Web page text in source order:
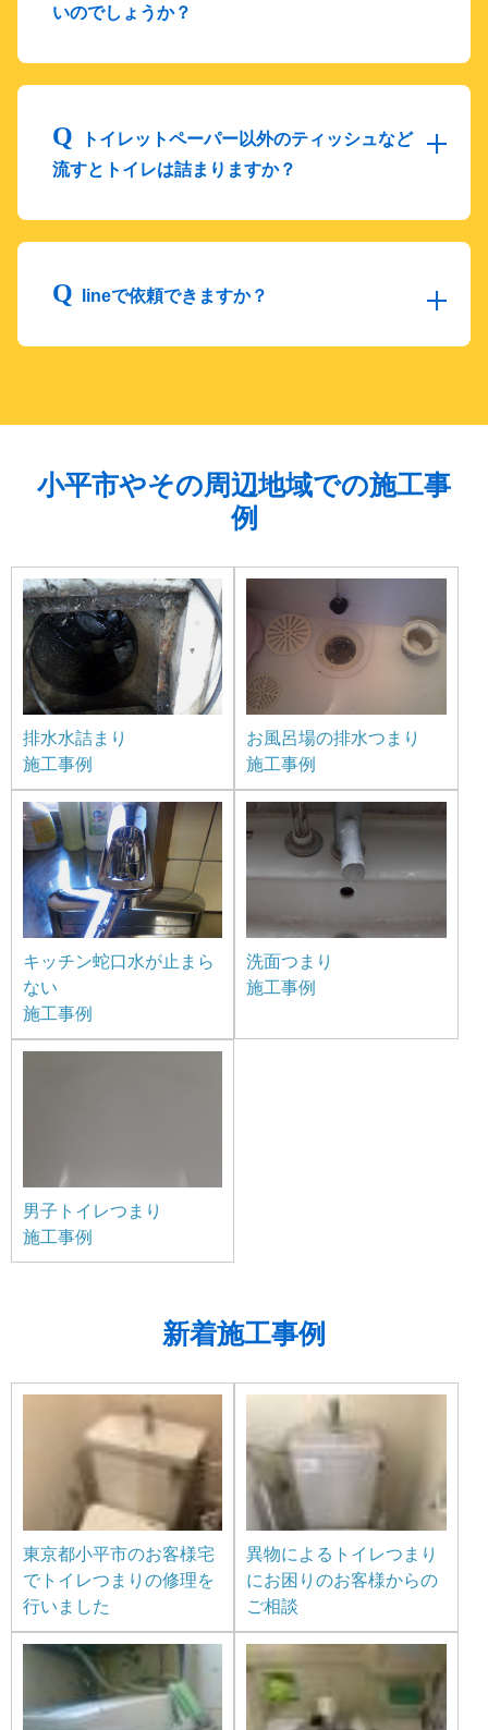
いのでしょうか？
トイレットペーパー以外のティッシュなど
流すとトイレは詰まりますか？
lineで依頼できますか？
小平市やその周辺地域での施工事
例
排水水詰まり
施工事例
お風呂場の排水つまり
施工事例
キッチン蛇口水が止まら
ない
施工事例
洗面つまり
施工事例
男子トイレつまり
施工事例
新着施工事例
東京都小平市のお客様宅
でトイレつまりの修理を
行いました
異物によるトイレつまり
にお困りのお客様からの
ご相談